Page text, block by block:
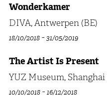
Wonderkamer
DIVA, Antwerpen (BE)
18/10/2018-31/05/2019
The Artist Is Present
YUZ Museum, Shanghai
10/10/2018-16/12/2018